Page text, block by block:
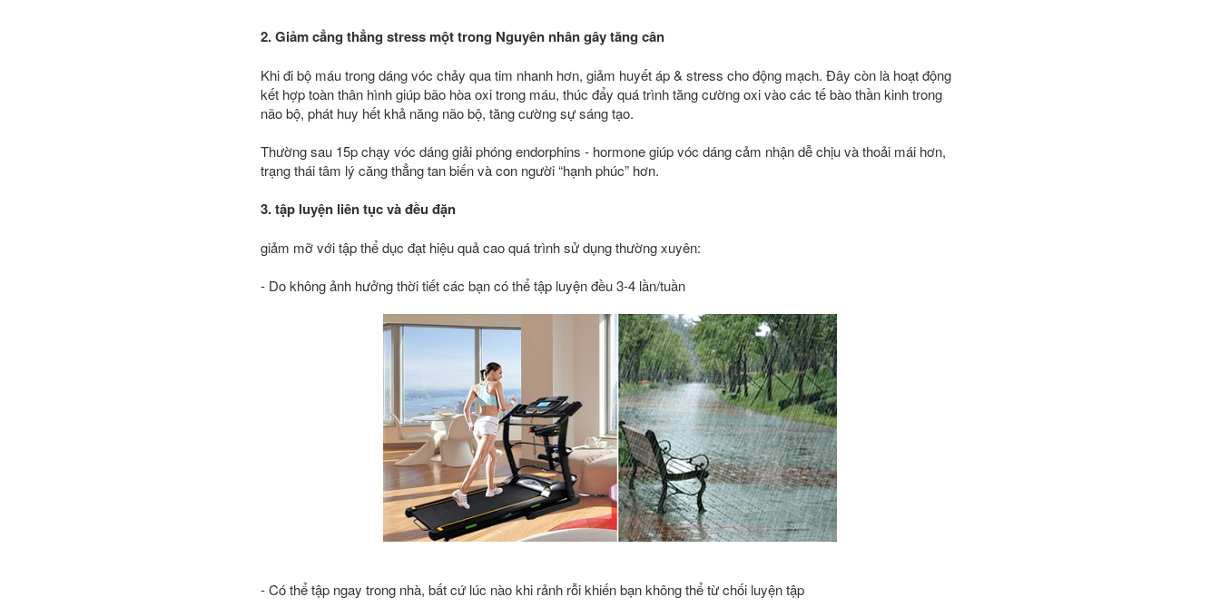
2. Giảm cẳng thẳng stress một trong Nguyên nhân gây tăng cân
Khi đi bộ máu trong dáng vóc chảy qua tim nhanh hơn, giảm huyết áp & stress cho động mạch. Đây còn là hoạt động
kết hợp toàn thân hình giúp bão hòa oxi trong máu, thúc đẩy quá trình tăng cường oxi vào các tế bào thần kinh trong
não bộ, phát huy hết khả năng não bộ, tăng cường sự sáng tạo.
Thường sau 15p chạy vóc dáng giải phóng endorphins - hormone giúp vóc dáng cảm nhận dễ chịu và thoải mái hơn,
trạng thái tâm lý căng thẳng tan biến và con người “hạnh phúc” hơn.
3. tập luyện liên tục và đều đặn
giảm mỡ với tập thể dục đạt hiệu quả cao quá trình sử dụng thường xuyên:
- Do không ảnh hưởng thời tiết các bạn có thể tập luyện đều 3-4 lần/tuần
- Có thể tập ngay trong nhà, bất cứ lúc nào khi rảnh rỗi khiến bạn không thể từ chối luyện tập